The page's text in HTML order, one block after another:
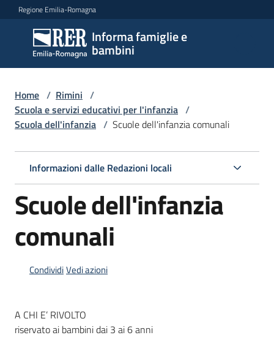
Vai al contenuto
Vai alla navigazione
Vai al footer
Regione Emilia-Romagna
Informa famiglie e
bambini
Informa
famiglie
e
bambini
per
famiglie
Informazioni
locali
Home / Rimini /
Scuola e servizi educativi per l'infanzia /
Scuola dell'infanzia / Scuole dell'infanzia comunali
Informazioni dalle Redazioni locali
Scuole dell'infanzia
comunali
CondividiVedi azioni
A CHI E’ RIVOLTO
riservato ai bambini dai 3 ai 6 anni